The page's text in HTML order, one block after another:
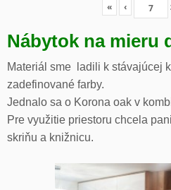
« ‹
Nábytok na mieru
Materiál sme ladili k stávajúcej
zadefinované farby.
Jednalo sa o Korona oak v
Pre využitie priestoru chcela
skriňu a knižnicu.